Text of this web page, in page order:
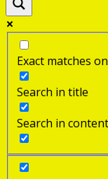
Exact matches
Search in title
Search in content